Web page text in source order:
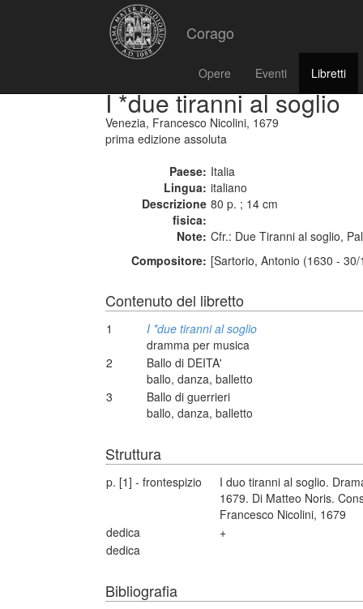
Corago
Opere Eventi Libretti
I *due tiranni al soglio
Venezia, Francesco Nicolini, 1679
prima edizione assoluta
Paese: Italia
Lingua: italiano
Descrizione
fisica:
80 p. ; 14 cm
Note: Cfr.: Due Tiranni al soglio,
Compositore: [Sartorio, Antonio (1630 -
Contenuto del libretto
1
I *due tiranni al soglio
dramma per musica
2
Ballo di DEITA'
ballo, danza, balletto
3
Ballo di guerrieri
ballo, danza, balletto
Struttura
p. [1] - frontespizio
I duo tiranni al soglio.
1679. Di Matteo Noris.
Francesco Nicolini, 1679
dedica
+
dedica
Bibliografia